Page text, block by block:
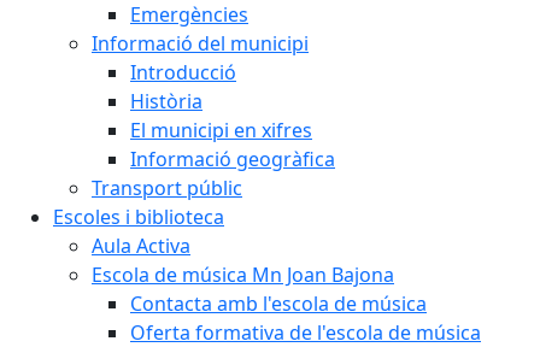
Emergències
Informació del municipi
Introducció
Història
El municipi en xifres
Informació geogràfica
Transport públic
Escoles i biblioteca
Aula Activa
Escola de música Mn Joan Bajona
Contacta amb l'escola de música
Oferta formativa de l'escola de música